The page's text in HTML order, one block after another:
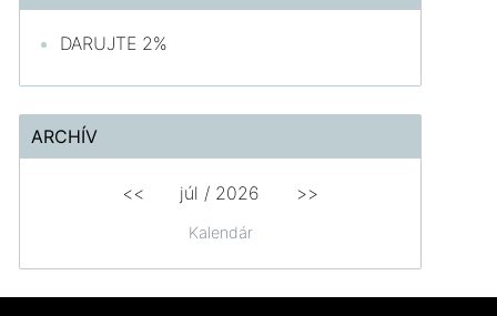
DARUJTE 2%
ARCHÍV
Kalendár
<< júl / 2026 >>